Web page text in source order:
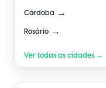
Córdoba →
Rosário →
Ver todas as cidades →